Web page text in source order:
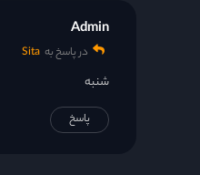
Admin
در پاسخ به Sita
شنبه
پاسخ